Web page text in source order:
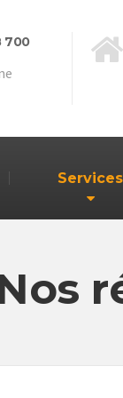
700
Services